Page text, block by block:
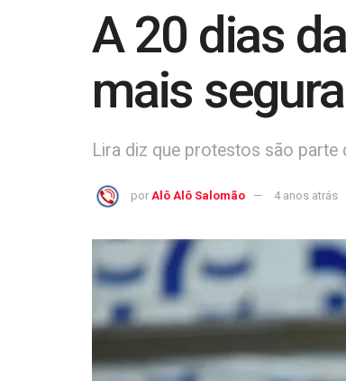
A 20 dias
mais
Lira diz que protestos são
por Alô Alô Salomão 4 anos atrás